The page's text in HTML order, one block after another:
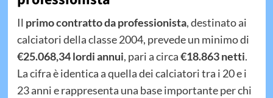
Il primo contratto da professionista, destinato ai
calciatori della classe 2004, prevede un minimo di
€25.068,34 lordi annui, pari a circa€18.863 netti.
La cifra è identica a quella dei calciatori tra i 20 e i
23 anni e rappresenta una base importante per chi